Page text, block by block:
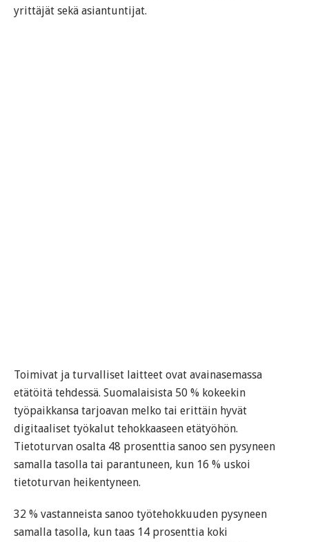
yrittäjät sekä asiantuntijat.
Toimivat ja turvalliset laitteet ovat avainasemassa
etätöitä tehdessä. Suomalaisista 50 % kokeekin
työpaikkansa tarjoavan melko tai erittäin hyvät
digitaaliset työkalut tehokkaaseen etätyöhön.
Tietoturvan osalta 48 prosenttia sanoo sen pysyneen
samalla tasolla tai parantuneen, kun 16 % uskoi
tietoturvan heikentyneen.
32 % vastanneista sanoo työtehokkuuden pysyneen
samalla tasolla, kun taas 14 prosenttia koki